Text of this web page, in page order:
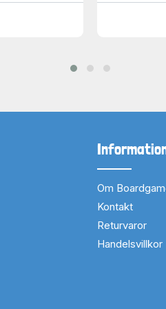
Om
Kontakt
Returvaror
Handelsvillkor